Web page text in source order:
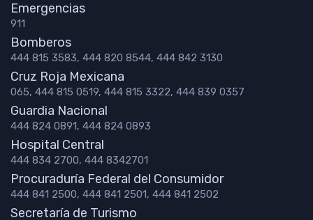
Emergencias
911
Bomberos
444 815 3583, 444 820 8544, 444 842 3130
Cruz Roja Mexicana
065, 444 815 0519, 444 815 3322, 444 839 0357
Guardia Nacional
444 824 0891, 444 824 0893
Hospital Central
444 834 2700, 444 8342701
Procuraduría Federal del Consumidor
444 841 2500, 444 841 2501, 444 841 2502
Secretaría de Turismo